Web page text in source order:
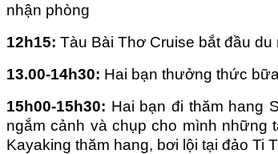
nhận phòng
12h15: Tàu Bài Thơ Cruise bắt đầu
13.00-14h30: Hai bạn thưởng thức
15h00-15h30: Hai bạn đi thăm hang
ngắm cảnh và chụp cho mình
Kayaking thăm hang, bơi lội tại đảo Ti